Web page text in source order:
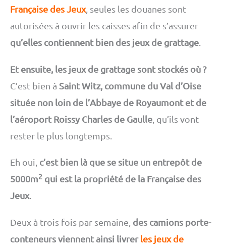
Française des Jeux, seules les douanes sont
autorisées à ouvrir les caisses afin de s’assurer
qu’elles contiennent bien des jeux de grattage
Et ensuite, les jeux de grattage sont stockés où ?
C’est bien à Saint Witz, commune du Val d’Oise
située non loin de l’Abbaye de Royaumont et de
l’aéroport Roissy Charles de Gaulle , qu’ils vont
rester le plus longtemps.
Eh oui, c’est bien là que se situe un entrepôt de
5000m2 qui est la propriété de la Française des
Jeux.
Deux à trois fois par semaine, des camions porte-
conteneurs viennent ainsi livrerles jeux de